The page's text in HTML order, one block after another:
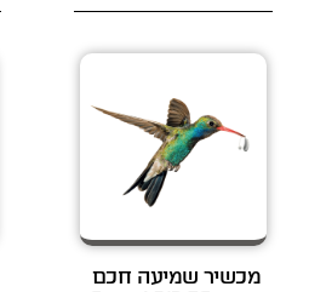
מכשיר שמיעה חכם